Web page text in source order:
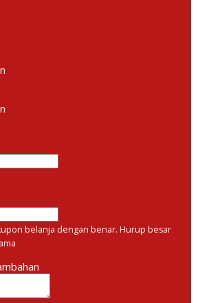
belanja dengan benar. Hurup besar